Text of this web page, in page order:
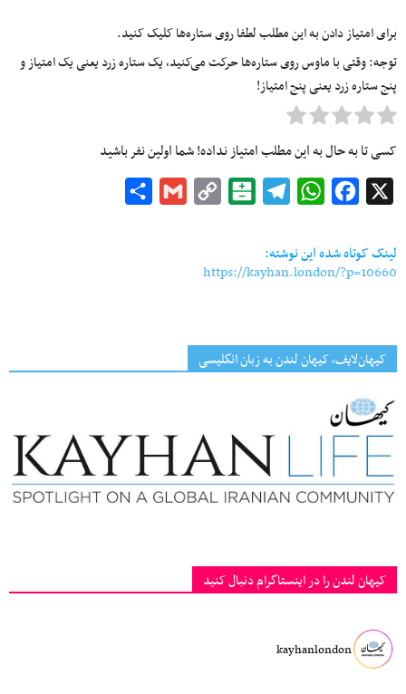
برای امتیاز دادن به این مطلب لطفا روی ستاره‌ها کلیک کنید.
توجه: وقتی با ماوس روی ستاره‌ها حرکت می‌کنید، یک ستاره زرد یعنی یک امتیاز و
پنج ستاره زرد یعنی پنج امتیاز!
کسی تا به حال به این مطلب امتیاز نداده! شما اولین نفر باشید
Facebook
WhatsApp
Telegram
Balatarin
Copy
Gmail
لینک کوتاه شده این نوشته:
https://kayhan.london/?p=10660
کیهان‌لایف، کیهان لندن به زبان انگلیسی
کیهان لندن را در اینستاگرام دنبال کنید
kayhanlondon